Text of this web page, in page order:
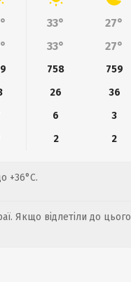
33°
27°
33° 27°
758
759
26
36
6
3
2 2
+36°C.
Якщо відлетіли до цього